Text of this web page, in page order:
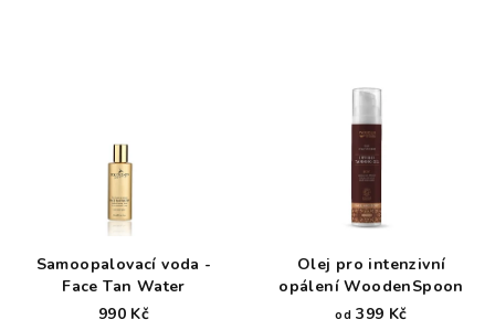
Samoopalovací voda -
Face Tan Water
990 Kč
Olej pro intenzivní
opálení WoodenSpoon
od 399 Kč